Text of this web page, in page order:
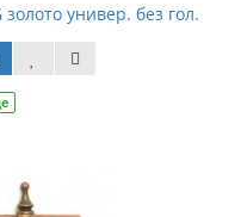
универ. без гол.